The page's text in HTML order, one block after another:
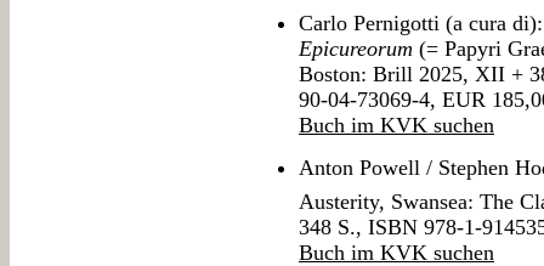
Carlo Pernigotti (a cura
Epicureorum (= Papyri
Boston: Brill 2025, XII +
90-04-73069-4, EUR
Buch im KVK suchen
Anton Powell / Stephen
Austerity, Swansea: The
348 S., ISBN 978-1-
Buch im KVK suchen